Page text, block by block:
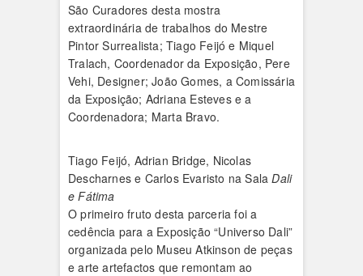
São Curadores desta mostra
extraordinária de trabalhos do Mestre
Pintor Surrealista; Tiago Feijó e Miquel
Tralach, Coordenador da Exposição, Pere
Vehi, Designer; João Gomes, a Comissária
da Exposição; Adriana Esteves e a
Coordenadora; Marta Bravo.
Tiago Feijó, Adrian Bridge, Nicolas
Descharnes e Carlos Evaristo na SalaDali
e Fátima
O primeiro fruto desta parceria foi a
cedência para a Exposição “Universo Dali”
organizada pelo Museu Atkinson de peças
e arte artefactos que remontam ao